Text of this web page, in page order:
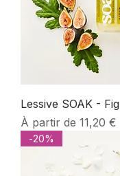
Lessive SOAK - Fig
À partir de 11,20 €
Prix promotionnel
-20%